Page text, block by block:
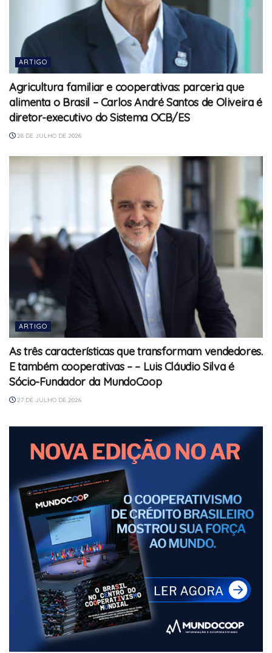
ARTIGO
Agricultura familiar e cooperativas: parceria que
alimenta o Brasil – Carlos André Santos de Oliveira é
diretor-executivo do Sistema OCB/ES
28 DE JULHO DE 2026
ARTIGO
As três características que transformam vendedores.
E também cooperativas – – Luis Cláudio Silva é
Sócio-Fundador da MundoCoop
27 DE JULHO DE 2026